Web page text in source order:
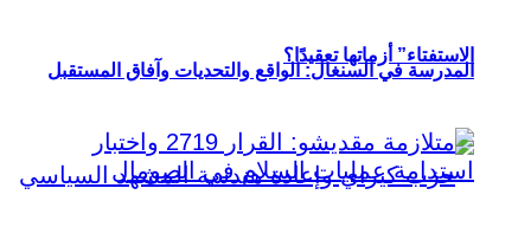
الاستفتاء” أزماتها تعقيدًا؟
المدرسة في السنغال: الواقع والتحديات وآفاق المستقبل